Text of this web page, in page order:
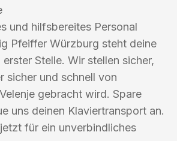
und hilfsbereites Personal
Pfeiffer Würzburg steht deine
Stelle. Wir stellen sicher,
sicher und schnell von
gebracht wird. Spare
uns deinen Klaviertransport an.
für ein unverbindliches